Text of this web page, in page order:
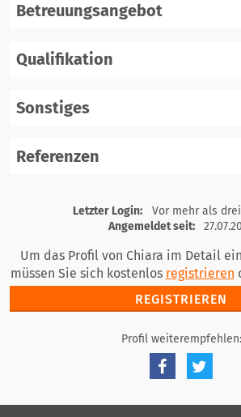
Betreuungsangebot
Qualifikation
Sonstiges
Referenzen
einloggen
Letzter Login:
Vor mehr als
Angemeldet seit:
Um das Profil von Chiara im Detail
müssen Sie sich kostenlos registrieren
REGISTRIEREN
Profil weiterempfehlen: